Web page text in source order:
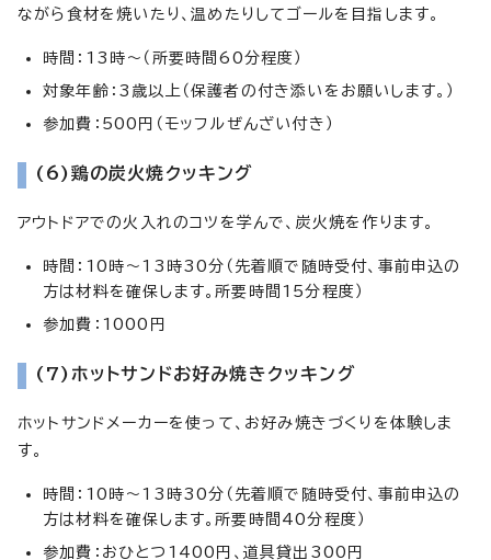
ながら食材を焼いたり、温めたりしてゴールを目指します。
時間：13時～（所要時間60分程度）
対象年齢：3歳以上（保護者の付き添いをお願いします。）
参加費：500円（モッフルぜんざい付き）
(6)鶏の炭火焼クッキング
アウトドアでの火入れのコツを学んで、炭火焼を作ります。
時間：10時～13時30分（先着順で随時受付、事前申込の
方は材料を確保します。所要時間15分程度）
参加費：1000円
(7)ホットサンドお好み焼きクッキング
ホットサンドメーカーを使って、お好み焼きづくりを体験しま
す。
時間：10時～13時30分（先着順で随時受付、事前申込の
方は材料を確保します。所要時間40分程度）
参加費：おひとつ1400円、道具貸出300円